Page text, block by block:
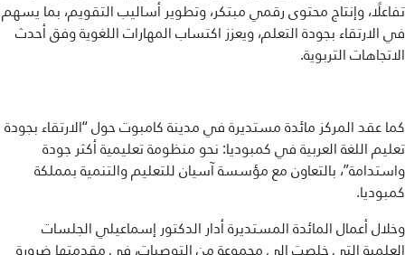
تفاعلًا، وإنتاج محتوى رقمي مبتكر، وتطوير أساليب التقويم، بما يسهم
في الارتقاء بجودة التعلم، ويعزز اكتساب المهارات اللغوية وفق أحدث
الاتجاهات التربوية.
كما عقد المركز مائدة مستديرة في مدينة كامبوت حول “الارتقاء بجودة
تعليم اللغة العربية في كمبوديا: نحو منظومة تعليمية أكثر جودة
واستدامة”، بالتعاون مع مؤسسة آسيان للتعليم والتنمية بمملكة
كمبوديا.
وخلال أعمال المائدة المستديرة أدار الدكتور إسماعيلي الجلسات
العلمية التي خلصت إلى مجموعة من التوصيات، في مقدمتها ضرورة